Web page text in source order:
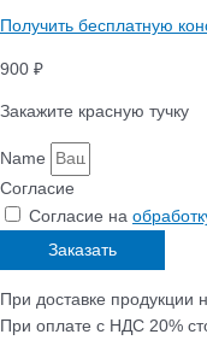
Получить бесплатную
900 ₽
Закажите красную тучку
Name
Согласие
Согласие на
Заказать
При доставке продукции
При оплате с НДС 20%